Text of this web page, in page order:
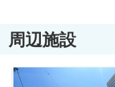
周辺施設